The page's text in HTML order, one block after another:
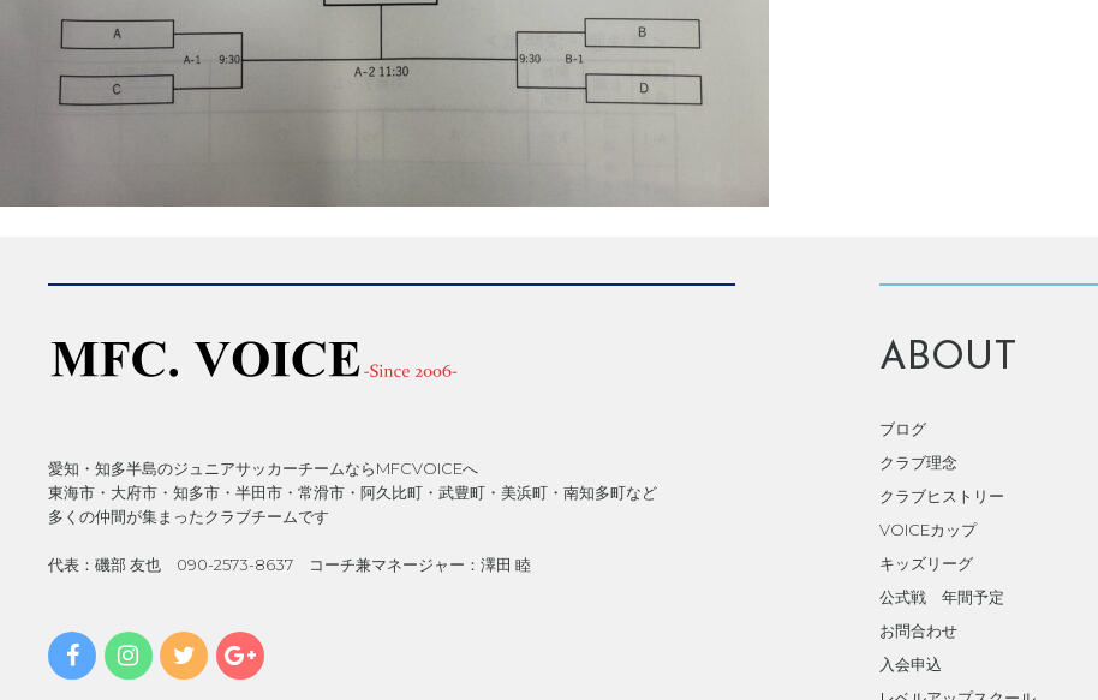
愛知・知多半島のジュニアサッカーチームならMFCVOICEへ
東海市・大府市・知多市・半田市・常滑市・阿久比町・武豊町・美浜町・南知多町など
多くの仲間が集まったクラブチームです
代表：磯部 友也 090-2573-8637 コーチ兼マネージャー：澤田 睦
ABOUT
ブログ
クラブ理念
クラブヒストリー
VOICEカップ
キッズリーグ
公式戦 年間予定
お問合わせ
入会申込